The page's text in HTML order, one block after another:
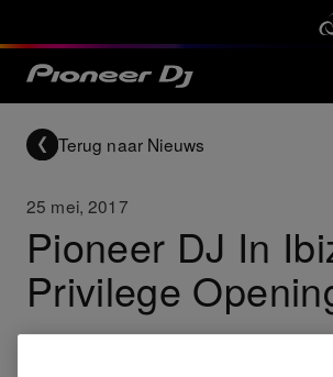
Terug naar Nieuws
25 mei, 2017
Pioneer DJ In
Privilege